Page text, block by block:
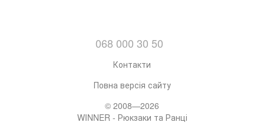
068 000 30 50
Контакти
Повна версія сайту
© 2008—2026
WINNER - Рюкзаки та Ранці